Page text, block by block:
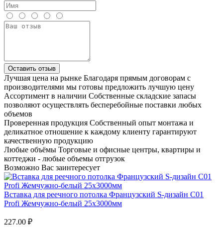
Оставить отзыв
Лучшая цена на рынке Благодаря прямым договорам с
производителями мы готовы предложить лучшую цену
Ассортимент в наличии Собственные складские запасы
позволяют осуществлять бесперебойные поставки любых
объемов
Проверенная продукция Собственный опыт монтажа и
деликатное отношение к каждому клиенту гарантируют
качественную продукцию
Любые объёмы Торговые и офисные центры, квартиры и
коттеджи - любые объемы отгрузок
Возможно Вас заинтересует
Вставка для реечного потолка Французский S-дизайн С01
Profi Жемчужно-белый 25х3000мм
227.00 ₽